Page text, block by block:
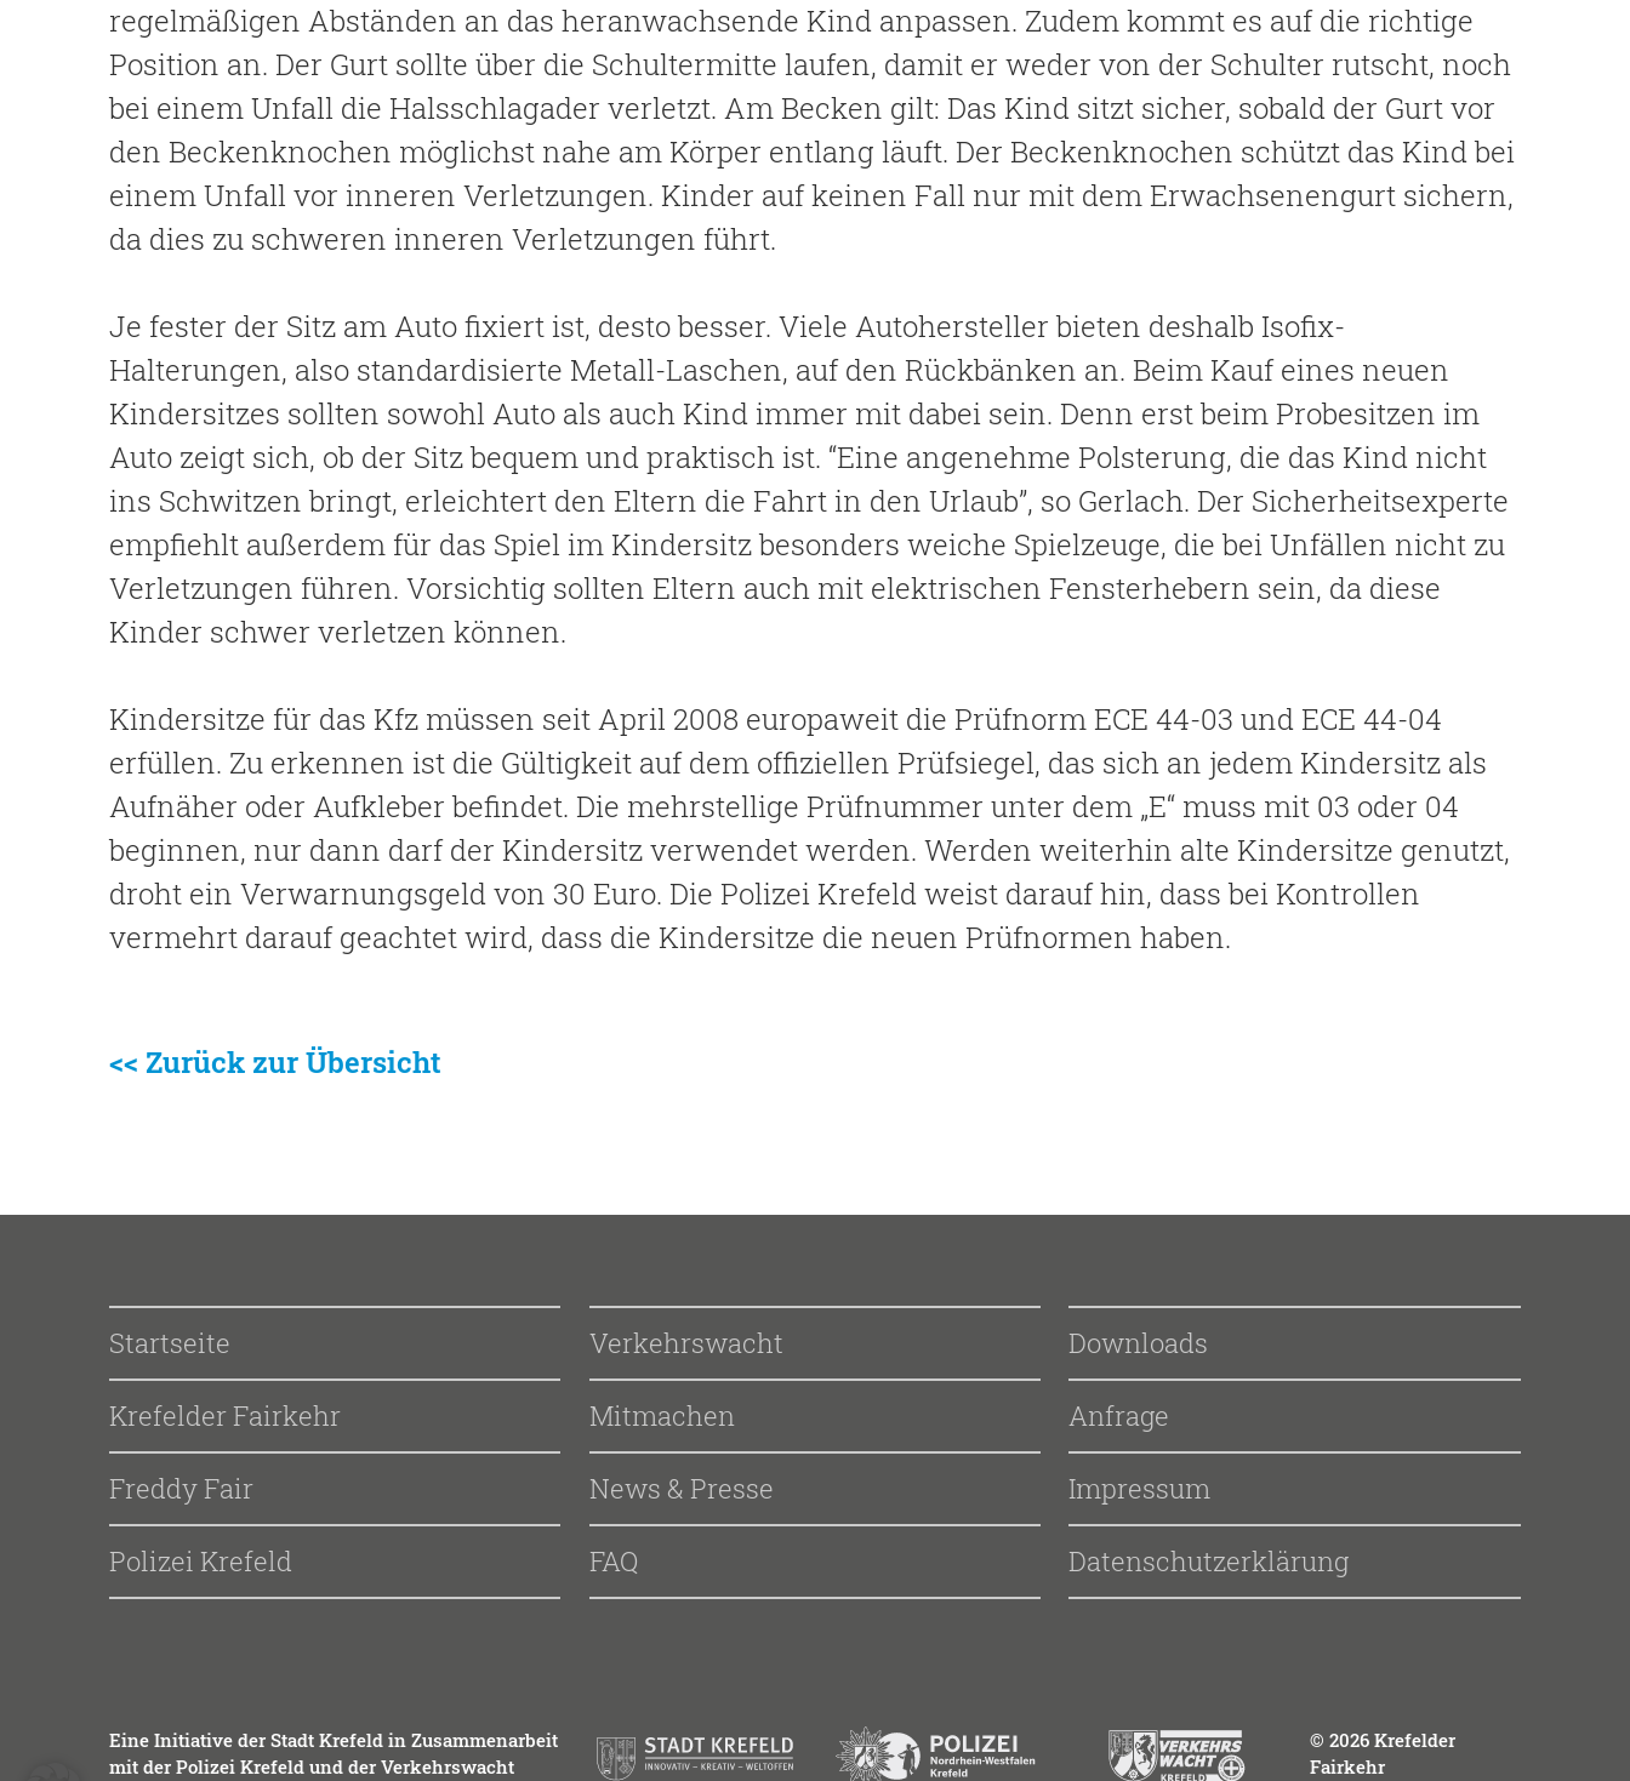
regelmäßigen Abständen an das heranwachsende Kind anpassen. Zudem kommt es auf die richtige
Position an. Der Gurt sollte über die Schultermitte laufen, damit er weder von der Schulter rutscht, noch
bei einem Unfall die Halsschlagader verletzt. Am Becken gilt: Das Kind sitzt sicher, sobald der Gurt vor
den Beckenknochen möglichst nahe am Körper entlang läuft. Der Beckenknochen schützt das Kind bei
einem Unfall vor inneren Verletzungen. Kinder auf keinen Fall nur mit dem Erwachsenengurt sichern,
da dies zu schweren inneren Verletzungen führt.
Je fester der Sitz am Auto fixiert ist, desto besser. Viele Autohersteller bieten deshalb Isofix-
Halterungen, also standardisierte Metall-Laschen, auf den Rückbänken an. Beim Kauf eines neuen
Kindersitzes sollten sowohl Auto als auch Kind immer mit dabei sein. Denn erst beim Probesitzen im
Auto zeigt sich, ob der Sitz bequem und praktisch ist. “Eine angenehme Polsterung, die das Kind nicht
ins Schwitzen bringt, erleichtert den Eltern die Fahrt in den Urlaub”, so Gerlach. Der Sicherheitsexperte
empfiehlt außerdem für das Spiel im Kindersitz besonders weiche Spielzeuge, die bei Unfällen nicht zu
Verletzungen führen. Vorsichtig sollten Eltern auch mit elektrischen Fensterhebern sein, da diese
Kinder schwer verletzen können.
Kindersitze für das Kfz müssen seit April 2008 europaweit die Prüfnorm ECE 44-03 und ECE 44-04
erfüllen. Zu erkennen ist die Gültigkeit auf dem offiziellen Prüfsiegel, das sich an jedem Kindersitz als
Aufnäher oder Aufkleber befindet. Die mehrstellige Prüfnummer unter dem „E“ muss mit 03 oder 04
beginnen, nur dann darf der Kindersitz verwendet werden. Werden weiterhin alte Kindersitze genutzt,
droht ein Verwarnungsgeld von 30 Euro. Die Polizei Krefeld weist darauf hin, dass bei Kontrollen
vermehrt darauf geachtet wird, dass die Kindersitze die neuen Prüfnormen haben.
<< Zurück zur Übersicht
Startseite
Krefelder Fairkehr
Freddy Fair
Polizei Krefeld
Verkehrswacht
Mitmachen
News & Presse
FAQ
Downloads
Anfrage
Impressum
Datenschutzerklärung
Eine Initia­ti­ve der Stadt Kre­feld in Zusam­men­ar­beit
mit der Poli­zei Kre­feld und der Ver­kehrs­wacht
© 2026 Krefelder
Fairkehr